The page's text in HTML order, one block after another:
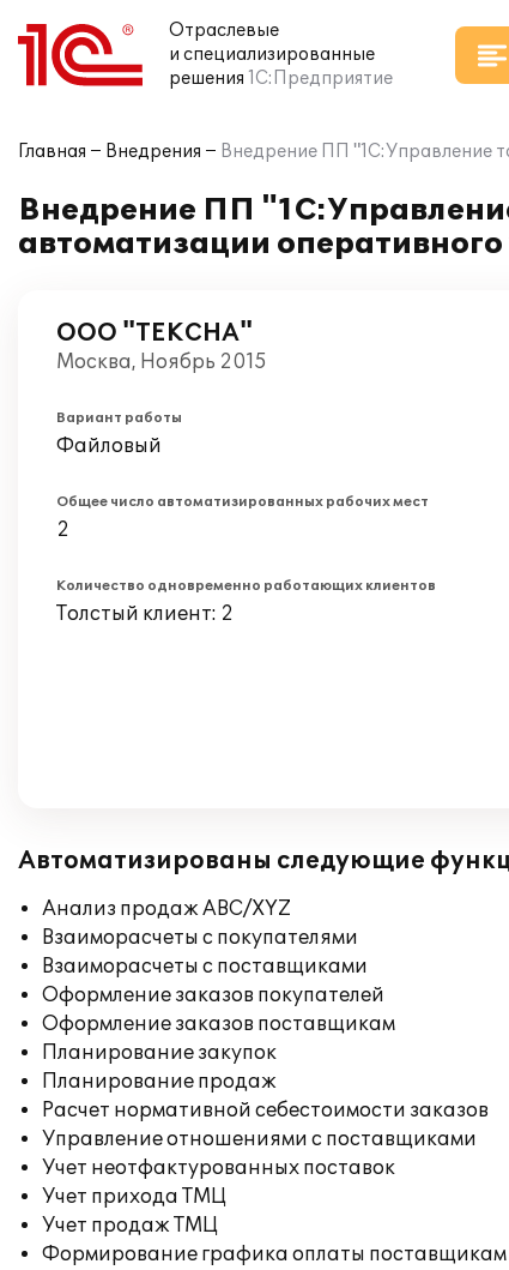
Отраслевые
и специализированные
решения 1С:Предприятие
Главная Внедрения Внедрение ПП "1С:Управление
Внедрение ПП
автоматизации
ООО "ТЕКСНА"
Москва, Ноябрь 2015
Вариант работы
Файловый
Общее число автоматизированных рабочих мест
2
Количество одновременно работающих клиентов
Толстый клиент: 2
Автоматизированы следующие
Анализ продаж ABC/XYZ
Взаиморасчеты с покупателями
Взаиморасчеты с поставщиками
Оформление заказов покупателей
Оформление заказов поставщикам
Планирование закупок
Планирование продаж
Расчет нормативной себестоимости заказов
Управление отношениями с поставщиками
Учет неотфактурованных поставок
Учет прихода ТМЦ
Учет продаж ТМЦ
Формирование графика оплаты поставщикам